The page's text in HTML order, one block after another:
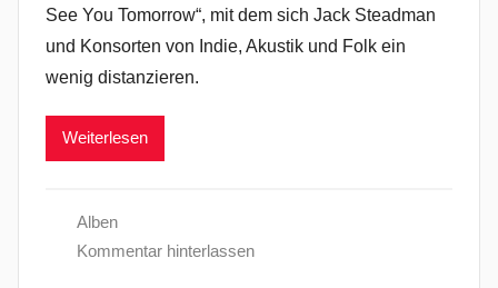
See You Tomorrow“, mit dem sich Jack Steadman
und Konsorten von Indie, Akustik und Folk ein
wenig distanzieren.
Weiterlesen
Alben
Kommentar hinterlassen